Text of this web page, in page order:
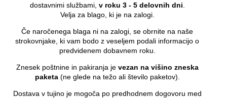
dostavnimi službami, v roku 3 - 5 delovnih dni
Velja za blago, ki je na zalogi.
Če naročenega blaga ni na zalogi, se obrnite na naše
strokovnjake, ki vam bodo z veseljem podali informacijo o
predvidenem dobavnem roku.
Znesek poštnine in pakiranja je vezan na višino zneska
paketa(ne glede na težo ali število paketov).
Dostava v tujino je mogoča po predhodnem dogovoru med